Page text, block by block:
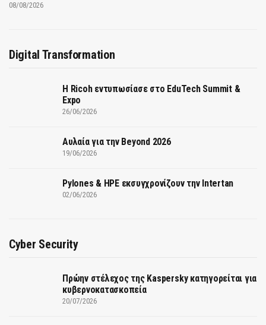
08/08/2026
Digital Transformation
Η Ricoh εντυπωσίασε στο EduTech Summit &
Expo
26/06/2026
Αυλαία για την Beyond 2026
19/06/2026
Pylones & HPE εκσυγχρονίζουν την Intertan
02/06/2026
Cyber Security
Πρώην στέλεχος της Kaspersky κατηγορείται για
κυβερνοκατασκοπεία
20/07/2026